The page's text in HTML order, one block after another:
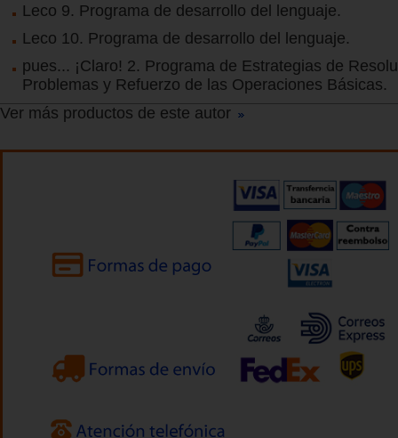
Leco 9. Programa de desarrollo del lenguaje.
Leco 10. Programa de desarrollo del lenguaje.
pues... ¡Claro! 2. Programa de Estrategias de
Problemas y Refuerzo de las Operaciones Básicas.
Ver más productos de este autor